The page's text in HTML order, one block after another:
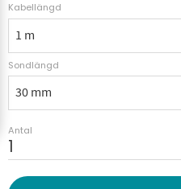
Kabellängd
Sondlängd
Antal